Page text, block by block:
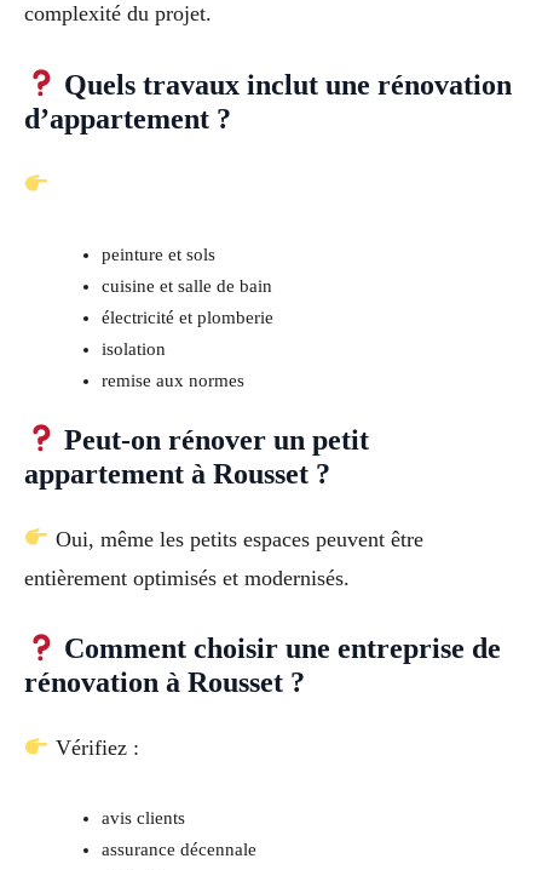
complexité du projet.
Quels travaux inclut une rénovation
d’appartement ?
peinture et sols
cuisine et salle de bain
électricité et plomberie
isolation
remise aux normes
Peut-on rénover un petit
appartement à Rousset ?
Oui, même les petits espaces peuvent être
entièrement optimisés et modernisés.
Comment choisir une entreprise de
rénovation à Rousset ?
Vérifiez :
avis clients
assurance décennale